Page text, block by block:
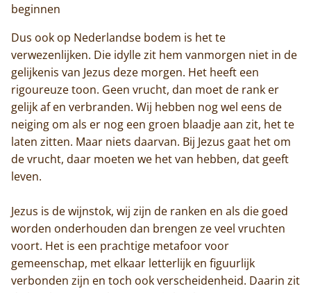
beginnen
Dus ook op Nederlandse bodem is het te
verwezenlijken. Die idylle zit hem vanmorgen niet in de
gelijkenis van Jezus deze morgen. Het heeft een
rigoureuze toon. Geen vrucht, dan moet de rank er
gelijk af en verbranden. Wij hebben nog wel eens de
neiging om als er nog een groen blaadje aan zit, het te
laten zitten. Maar niets daarvan. Bij Jezus gaat het om
de vrucht, daar moeten we het van hebben, dat geeft
leven.
Jezus is de wijnstok, wij zijn de ranken en als die goed
worden onderhouden dan brengen ze veel vruchten
voort. Het is een prachtige metafoor voor
gemeenschap, met elkaar letterlijk en figuurlijk
verbonden zijn en toch ook verscheidenheid. Daarin zit